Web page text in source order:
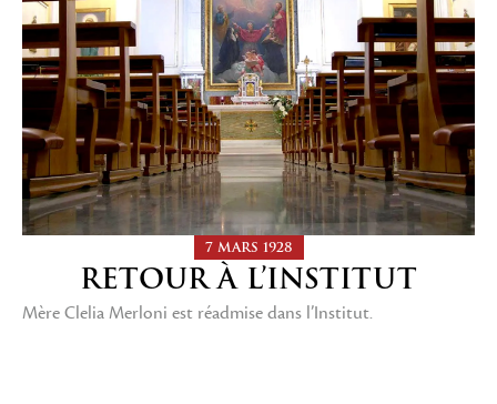
7 MARS 1928
RETOUR À L’INSTITUT
Mère Clelia Merloni est réadmise dans l’Institut.